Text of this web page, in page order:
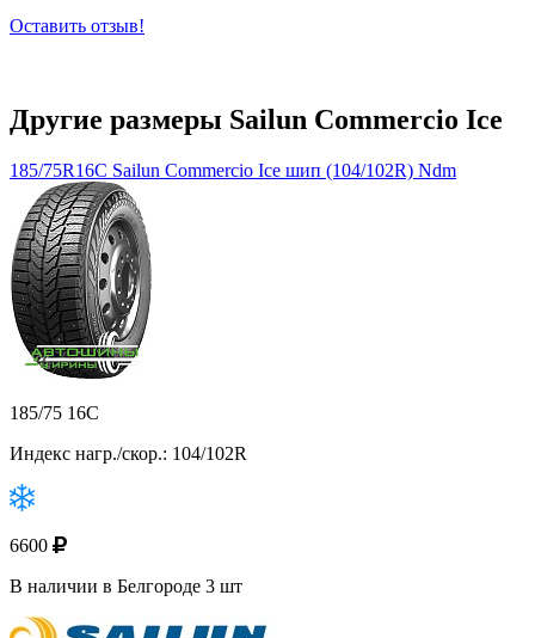
Оставить отзыв!
Другие размеры Sailun Commercio Ice
185/75R16C Sailun Commercio Ice шип (104/102R) Ndm
185/75 16C
Индекс нагр./скор.: 104/102R
6600
В наличии в Белгороде 3 шт